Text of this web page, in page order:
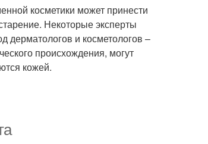
косметики может принести
Некоторые эксперты
дерматологов и косметологов –
происхождения, могут
кожей.